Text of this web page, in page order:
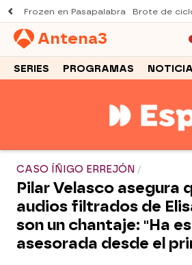
Frozen en Pasapalabra Brote de
Antena3
SERIES PROGRAMAS
CASO ÍÑIGO ERREJÓN
Pilar Velasco asegura
audios filtrados de
son un chantaje: "Ha
asesorada desde el